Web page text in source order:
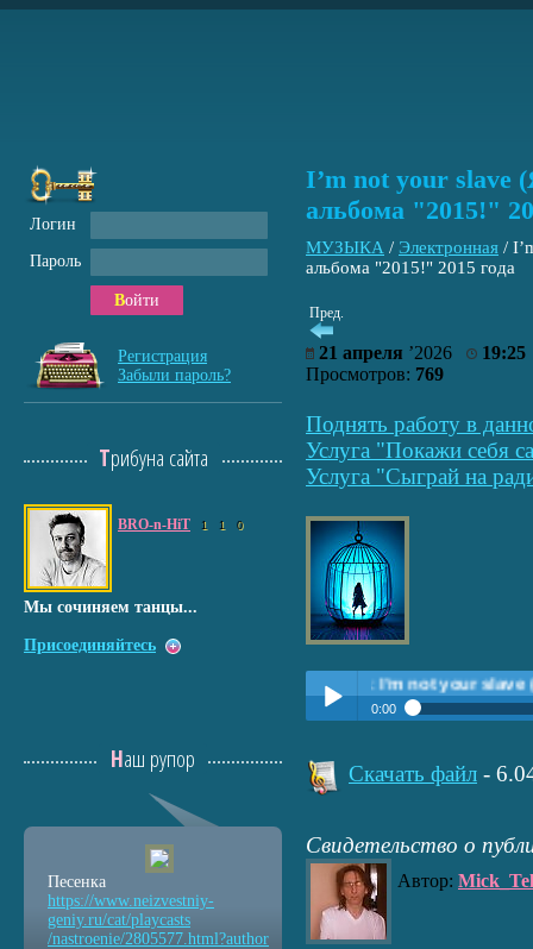
I’m not your slave
альбома "2015!"
МУЗЫКА / Электронная /
альбома "2015!" 2015 года
Пред.
21 апреля ’2026
19:25
Просмотров: 769
Поднять работу в
Услуга "Покажи себя
Услуга "Сыграй на
Play /
pause
I’m not your slave (Я не
0:00
2015 года
Скачать файл -
Свидетельство о
Автор:
Логин
Пароль
Войти
Регистрация
Забыли пароль?
Трибуна сайта
BRO-n-HiT 1 1 0
Мы сочиняем танцы...
Присоединяйтесь
Наш рупор
Песенка
https://www.neizvestniy-
geniy.ru/cat/playcasts
/nastroenie/2805577.html?author